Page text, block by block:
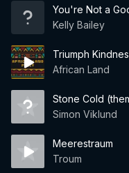
You're Not a
Kelly Bailey
Triumph
African Land
Stone Cold
Simon Viklund
Meerestraum
Troum